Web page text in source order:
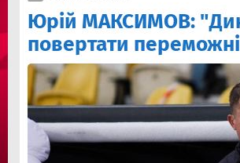
Юрій МАКСИМОВ:
повертати